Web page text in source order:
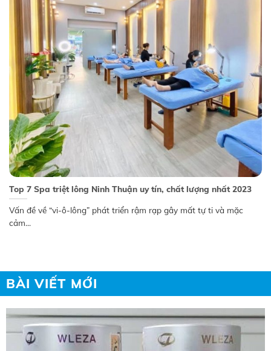
Top 7 Spa triệt lông Ninh Thuận uy tín, chất lượng nhất 2023
Vấn đề về “vi-ô-lông” phát triển rậm rạp gây mất tự ti và mặc
cảm...
BÀI VIẾT MỚI